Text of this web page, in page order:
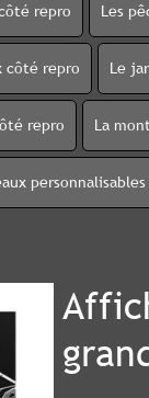
repro Les
côté repro Le
repro La
personnalisables